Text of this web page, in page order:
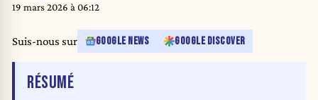
19 mars 2026 à 06:12
Suis-nous sur GOOGLE NEWS GOOGLE DISCOVER
RÉSUMÉDE L'ARTICLE